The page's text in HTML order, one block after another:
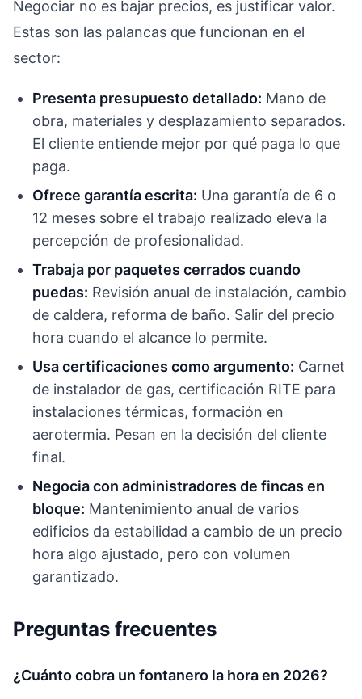
Negociar no es bajar precios, es justificar valor.
Estas son las palancas que funcionan en el
sector:
Presenta presupuesto detallado: Mano de
obra, materiales y desplazamiento separados.
El cliente entiende mejor por qué paga lo que
paga.
Ofrece garantía escrita: Una garantía de 6 o
12 meses sobre el trabajo realizado eleva la
percepción de profesionalidad.
Trabaja por paquetes cerrados cuando
puedas: Revisión anual de instalación, cambio
de caldera, reforma de baño. Salir del precio
hora cuando el alcance lo permite.
Usa certificaciones como argumento: Carnet
de instalador de gas, certificación RITE para
instalaciones térmicas, formación en
aerotermia. Pesan en la decisión del cliente
final.
Negocia con administradores de fincas en
bloque: Mantenimiento anual de varios
edificios da estabilidad a cambio de un precio
hora algo ajustado, pero con volumen
garantizado.
Preguntas frecuentes
¿Cuánto cobra un fontanero la hora en 2026?